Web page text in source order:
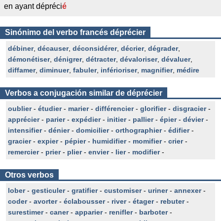
en ayant déprécié
Sinónimo del verbo francés déprécier
débiner, décauser, déconsidérer, décrier, dégrader,
démonétiser, dénigrer, détracter, dévaloriser, dévaluer,
diffamer, diminuer, fabuler, inférioriser, magnifier, médire
Verbos a conjugación similar de déprécier
oublier- étudier- marier- différencier- glorifier- disgracier-
apprécier- parier- expédier- initier- pallier- épier- dévier-
intensifier- dénier- domicilier- orthographier- édifier-
gracier- expier- pépier- humidifier- momifier- crier-
remercier- prier- plier- envier- lier- modifier-
Otros verbos
lober- gesticuler- gratifier- customiser- uriner- annexer-
coder- avorter- éclabousser- river- étager- rebuter-
surestimer- caner- apparier- renifler- barboter-